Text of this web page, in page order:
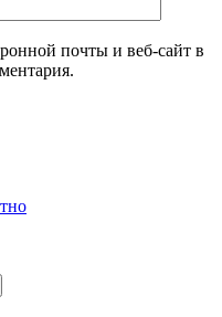
почты и веб-сайт в